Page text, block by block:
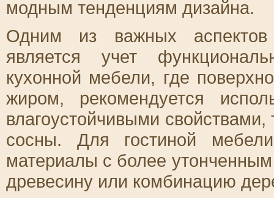
модным тенденциям дизайна.
Одним из важных аспектов
является учет
кухонной мебели, где
жиром, рекомендуется
влагоустойчивыми
сосны. Для гостиной
материалы с более
древесину или комбинацию